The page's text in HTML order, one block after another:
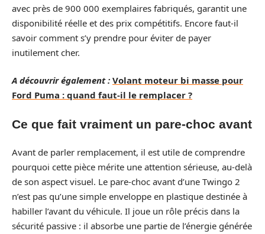
avec près de 900 000 exemplaires fabriqués, garantit une
disponibilité réelle et des prix compétitifs. Encore faut-il
savoir comment s’y prendre pour éviter de payer
inutilement cher.
A découvrir également : Volant moteur bi masse pour
Ford Puma : quand faut-il le remplacer ?
Ce que fait vraiment un pare-choc avant
Avant de parler remplacement, il est utile de comprendre
pourquoi cette pièce mérite une attention sérieuse, au-delà
de son aspect visuel. Le pare-choc avant d’une Twingo 2
n’est pas qu’une simple enveloppe en plastique destinée à
habiller l’avant du véhicule. Il joue un rôle précis dans la
sécurité passive : il absorbe une partie de l’énergie générée